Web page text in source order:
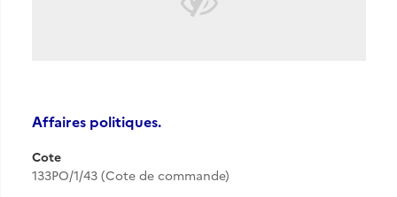
Affaires politiques.
Cote
133PO/1/43 (Cote de commande)